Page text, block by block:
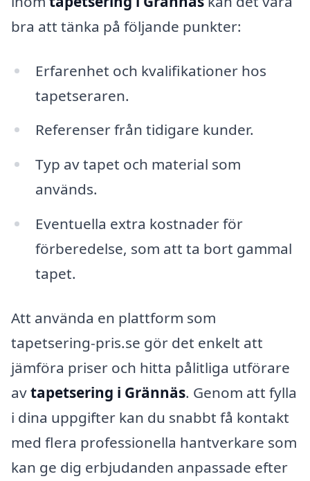
bra att tänka på följande punkter:
Erfarenhet och kvalifikationer hos
tapetseraren.
Referenser från tidigare kunder.
Typ av tapet och material som
används.
Eventuella extra kostnader för
förberedelse, som att ta bort gammal
tapet.
Att använda en plattform som
tapetsering-pris.se gör det enkelt att
jämföra priser och hitta pålitliga utförare
avtapetsering i Grännäs. Genom att fylla
i dina uppgifter kan du snabbt få kontakt
med flera professionella hantverkare som
kan ge dig erbjudanden anpassade efter